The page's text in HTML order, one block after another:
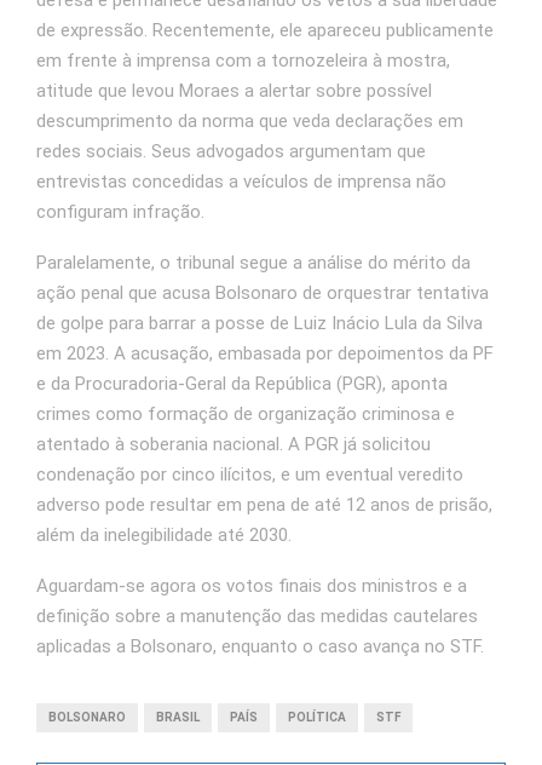
de expressão. Recentemente, ele apareceu publicamente
em frente à imprensa com a tornozeleira à mostra,
atitude que levou Moraes a alertar sobre possível
descumprimento da norma que veda declarações em
redes sociais. Seus advogados argumentam que
entrevistas concedidas a veículos de imprensa não
configuram infração.
Paralelamente, o tribunal segue a análise do mérito da
ação penal que acusa Bolsonaro de orquestrar tentativa
de golpe para barrar a posse de Luiz Inácio Lula da Silva
em 2023. A acusação, embasada por depoimentos da PF
e da Procuradoria‑Geral da República (PGR), aponta
crimes como formação de organização criminosa e
atentado à soberania nacional. A PGR já solicitou
condenação por cinco ilícitos, e um eventual veredito
adverso pode resultar em pena de até 12 anos de prisão,
além da inelegibilidade até 2030.
Aguardam-se agora os votos finais dos ministros e a
definição sobre a manutenção das medidas cautelares
aplicadas a Bolsonaro, enquanto o caso avança no STF.
BOLSONARO BRASIL PAÍS POLÍTICA STF